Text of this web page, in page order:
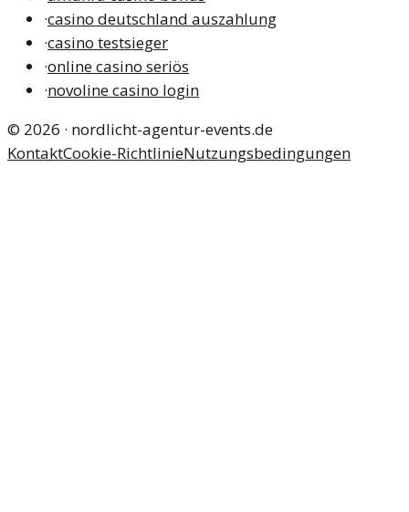
·casino deutschland auszahlung
·casino testsieger
·online casino seriös
·novoline casino login
© 2026 · nordlicht-agentur-events.de
KontaktCookie-RichtlinieNutzungsbedingungen